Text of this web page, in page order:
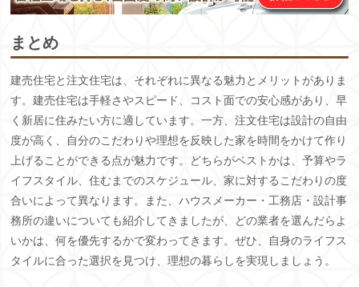
まとめ
建売住宅と注文住宅は、それぞれに異なる魅力とメリットがありま
す。建売住宅は手軽さやスピード、コスト面での安心感があり、早
く新居に住みたい方に適しています。一方、注文住宅は設計の自由
度が高く、自分のこだわりや理想を反映した家を時間をかけて作り
上げることができる点が魅力です。どちらがベストかは、予算やラ
イフスタイル、住むまでのスケジュール、家に対するこだわりの度
合いによって異なります。また、ハウスメーカー・工務店・設計事
務所の違いについても紹介してきましたが、どの業者を選んだらよ
いかは、何を優先するかで変わってきます。ぜひ、自身のライフス
タイルに合った選択を見つけ、理想の暮らしを実現しましょう。